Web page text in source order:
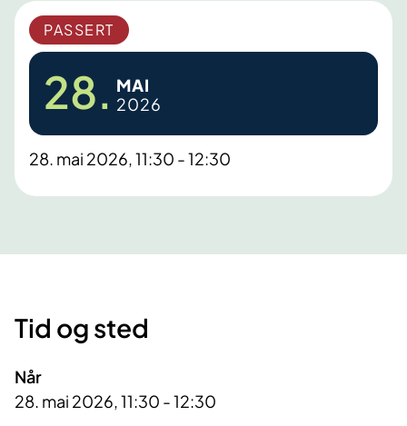
PASSERT
28. MAI
2026
28. mai 2026, 11:30 - 12:30
Tid og sted
Når
28. mai 2026, 11:30 - 12:30